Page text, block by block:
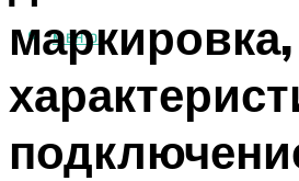
МЕНЮ
маркировка,